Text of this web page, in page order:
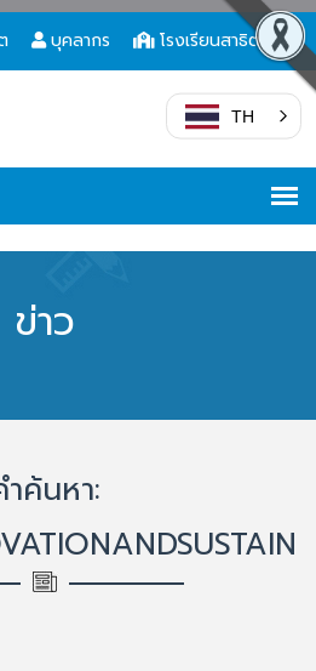
บุคลากร โรงเรียนสาธิต
TH
ข่าว
ำค้นหา: